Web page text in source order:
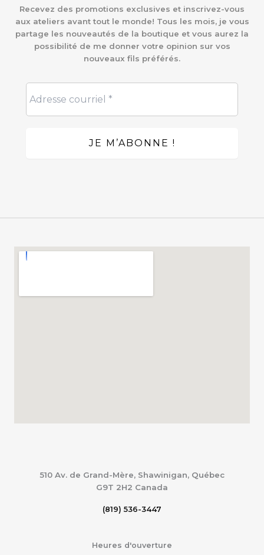
Recevez des promotions exclusives et inscrivez-vous
aux ateliers avant tout le monde! Tous les mois, je vous
partage les nouveautés de la boutique et vous aurez la
possibilité de me donner votre opinion sur vos
nouveaux fils préférés.
510 Av. de Grand-Mère, Shawinigan, Québec
G9T 2H2 Canada
(819) 536-3447
Heures d'ouverture